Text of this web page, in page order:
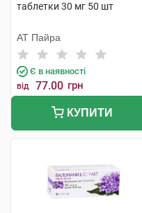
таблетки 30 мг 50 шт
АТ Пайра
Є в наявності
від 77.00 грн
КУПИТИ